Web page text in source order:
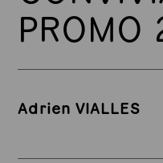
Adrien VIALLES